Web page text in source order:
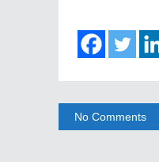
No Comments